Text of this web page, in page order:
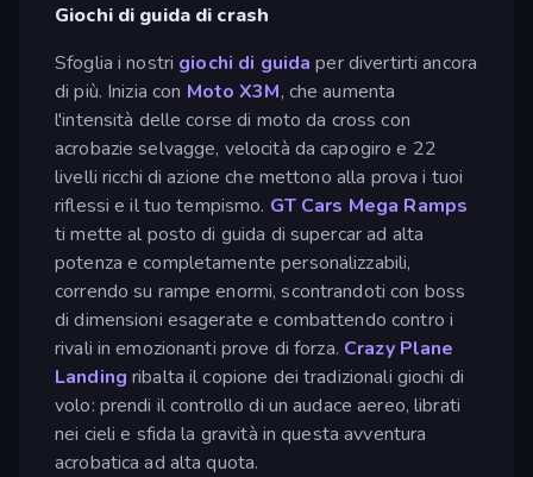
Giochi di guida di crash
Sfoglia i nostri giochi di guida per divertirti ancora
di più. Inizia con Moto X3M, che aumenta
l'intensità delle corse di moto da cross con
acrobazie selvagge, velocità da capogiro e 22
livelli ricchi di azione che mettono alla prova i tuoi
riflessi e il tuo tempismo. GT Cars Mega Ramps
ti mette al posto di guida di supercar ad alta
potenza e completamente personalizzabili,
correndo su rampe enormi, scontrandoti con boss
di dimensioni esagerate e combattendo contro i
rivali in emozionanti prove di forza. Crazy Plane
Landing ribalta il copione dei tradizionali giochi di
volo: prendi il controllo di un audace aereo, librati
nei cieli e sfida la gravità in questa avventura
acrobatica ad alta quota.